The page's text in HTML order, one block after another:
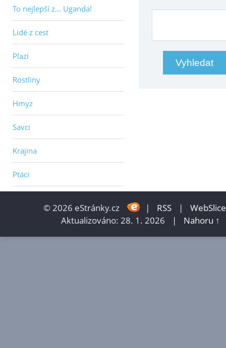
To nejlepší z... Uganda!
Lidé z cest
Plazi
Rostliny
Hmyz
Savci
Krajina
Ptáci
© 2026 eStránky.cz | RSS |
WebSlice
Aktualizováno: 28. 1. 2026
| Nahoru ↑